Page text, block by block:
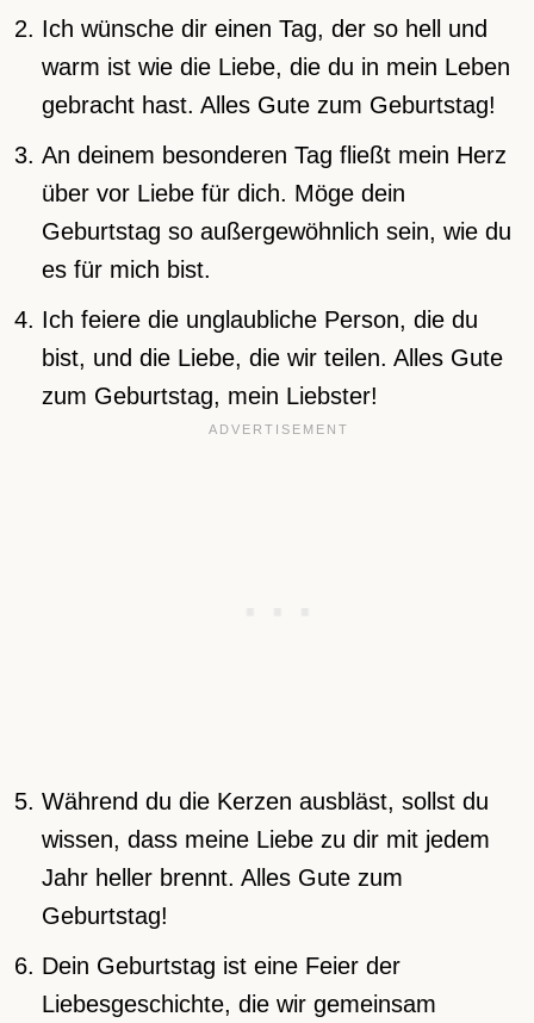
Ich wünsche dir einen Tag, der so hell und
warm ist wie die Liebe, die du in mein Leben
gebracht hast. Alles Gute zum Geburtstag!
An deinem besonderen Tag fließt mein Herz
über vor Liebe für dich. Möge dein
Geburtstag so außergewöhnlich sein, wie du
es für mich bist.
Ich feiere die unglaubliche Person, die du
bist, und die Liebe, die wir teilen. Alles Gute
zum Geburtstag, mein Liebster!
Während du die Kerzen ausbläst, sollst du
wissen, dass meine Liebe zu dir mit jedem
Jahr heller brennt. Alles Gute zum
Geburtstag!
Dein Geburtstag ist eine Feier der
Liebesgeschichte, die wir gemeinsam